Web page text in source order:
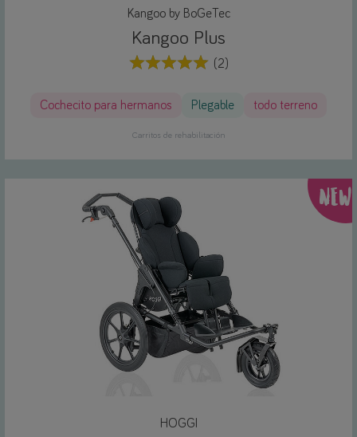
Kangoo by BoGeTec
Kangoo Plus
(2)
Cochecito para hermanos Plegable todo terreno
Carritos de rehabilitación
NEW
HOGGI